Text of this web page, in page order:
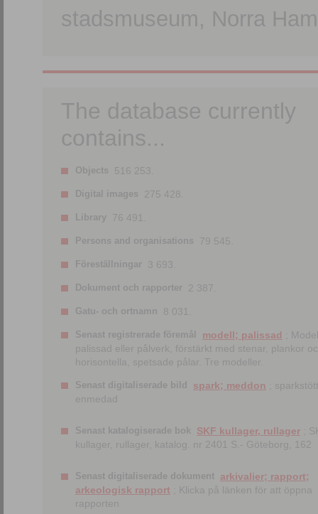
stadsmuseum, Norra
The database currently
contains...
Objects 516 253.
Digital images 275 428.
Library 76 491.
Persons and organisations 79 545.
Föreställningar 3 693.
Dokument och rapporter 2 387.
Gatu- och ortnamn 8 031.
Senast registrerade föremål modell; palissad
;
palissad eller pålverk, förstärkt med stenar, plankor
horisontella, spetsade pålar. Tre modeller.
Senast digitaliserade bild spark; meddon ;
enmedad
Senast katalogiserade bok SKF kullager, rullager ;
kullager, rullager, katalog. nr 2401 S.- Göteborg, 162
Senast digitaliserade dokument arkivalier; rapport;
arkeologisk rapport ; Klicka på länken för att öppna
rapporten